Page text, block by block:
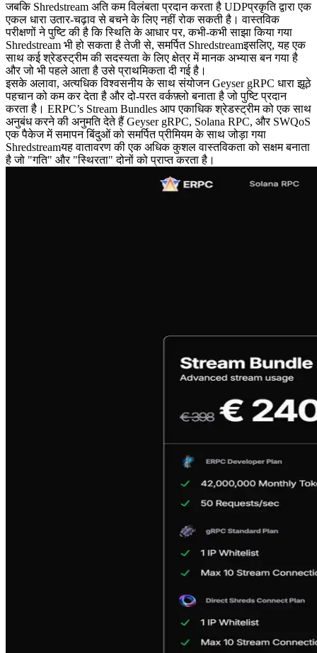
जबकि Shredstream अति कम विलंबता प्रदान करता है UDPप्रकृति द्वारा एक
एकल धारा उतार-चढ़ाव से बचने के लिए नहीं रोक सकती है। वास्तविक
परीक्षणों ने पुष्टि की है कि स्थिति के आधार पर, कभी-कभी साझा किया गया
Shredstream भी हो सकता है तेजी से, समर्पित Shredstreamइसलिए, यह एक
साथ कई श्रेडस्ट्रीम की सदस्यता के लिए क्षेत्र में मानक अभ्यास बन गया है
और जो भी पहले आता है उसे प्राथमिकता दी गई है।
इसके अलावा, अत्यधिक विश्वसनीय के साथ संयोजन Geyser gRPC धारा झूठे
पहचान को कम कर देता है और दो-परत वर्कफ़्लो बनाता है जो पुष्टि प्रदान
करता है। ERPC’s Stream Bundles आप एकाधिक श्रेडस्ट्रीम को एक साथ
अनुबंध करने की अनुमति देते हैं Geyser gRPC, Solana RPC, और SWQoS
एक पैकेज में समापन बिंदुओं को समर्पित प्रीमियम के साथ जोड़ा गया
Shredstreamयह वातावरण की एक अधिक कुशल वास्तविकता को सक्षम बनाता
है जो "गति" और "स्थिरता" दोनों को प्राप्त करता है।